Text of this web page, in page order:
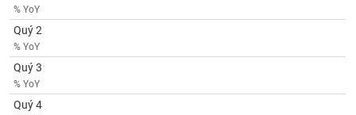
% YoY
Quý 2
% YoY
Quý 3
% YoY
Quý 4